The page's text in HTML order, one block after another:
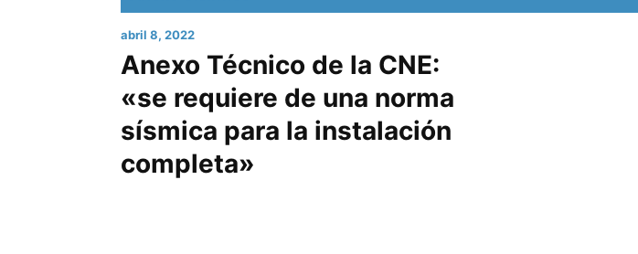
abril 8, 2022
Anexo Técnico de la CNE:
«se requiere de una norma
sísmica para la instalación
completa»